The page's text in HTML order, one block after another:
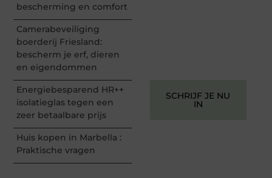
bescherming en comfort
Camerabeveiliging
boerderij Friesland:
bescherm je erf, dieren
en eigendommen
Energiebesparend HR++
isolatieglas tegen een
zeer betaalbare prijs
Huis kopen in Marbella :
Praktische vragen
SCHRIJF JE NU
IN